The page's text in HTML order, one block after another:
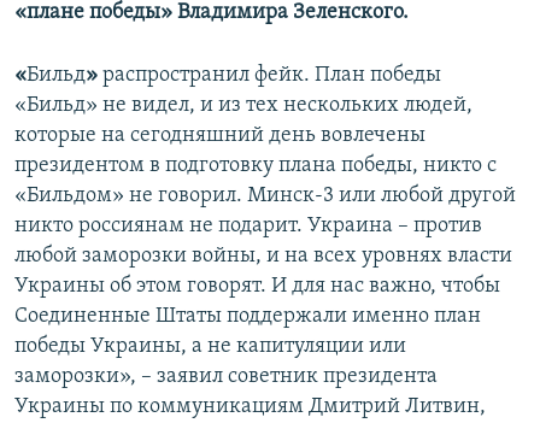
«плане победы» Владимира Зеленского.
«Бильд» распространил фейк. План победы
«Бильд» не видел, и из тех нескольких людей,
которые на сегодняшний день вовлечены
президентом в подготовку плана победы, никто с
«Бильдом» не говорил. Минск-3 или любой другой
никто россиянам не подарит. Украина – против
любой заморозки войны, и на всех уровнях власти
Украины об этом говорят. И для нас важно, чтобы
Соединенные Штаты поддержали именно план
победы Украины, а не капитуляции или
заморозки», – заявил советник президента
Украины по коммуникациям Дмитрий Литвин,